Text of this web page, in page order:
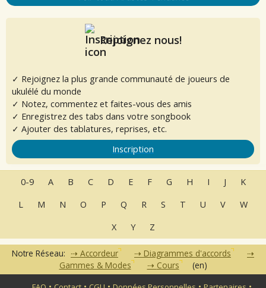
Rejoignez nous!
✓ Rejoignez la plus grande communauté de joueurs de
ukulélé du monde
✓ Notez, commentez et faites-vous des amis
✓ Enregistrez des tabs dans votre songbook
✓ Ajouter des tablatures, reprises, etc.
Inscription
0-9 A B C D E F G H I J
K
L
M N O P Q R S T U V
W
X
Y Z
Notre Réseau: Accordeur
Diagrammes d'accords
Gammes & Modes
Cours (en)